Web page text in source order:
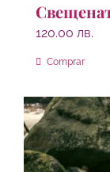
120.00 лв.
Comprar